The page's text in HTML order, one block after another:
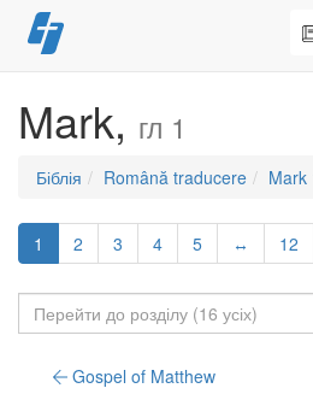
Перейти
до
Mark, гл 1
Біблія Română traducere Mark
1 2 3 4 5 ↔ 12
Gospel of Matthew